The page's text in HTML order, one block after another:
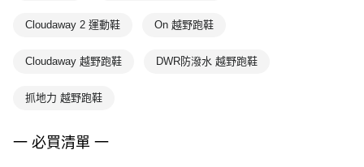
Cloudaway 2 運動鞋 On 越野跑鞋
Cloudaway 越野跑鞋 DWR防潑水 越野跑鞋
抓地力 越野跑鞋
一 必買清單 一